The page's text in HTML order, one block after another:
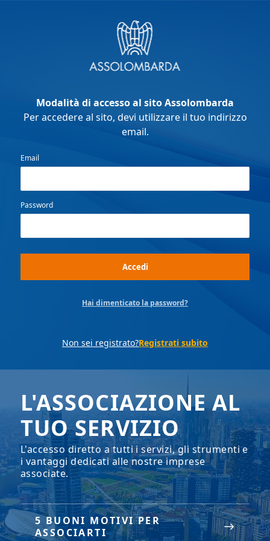
Modalità di accesso al sito Assolombarda
Per accedere al sito, devi utilizzare il tuo indirizzo
email.
Email
Password
Hai dimenticato la password?
Non sei registrato?Registrati subito
L'ASSOCIAZIONE AL
TUO SERVIZIO
L'accesso diretto a tutti i servizi, gli strumenti e
i vantaggi dedicati alle nostre imprese
associate.
5 BUONI MOTIVI PER
ASSOCIARTI